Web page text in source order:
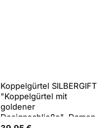
Koppelgürtel SILBERGIFT
"Koppelgürtel mit
goldener
Designschließe", Damen,